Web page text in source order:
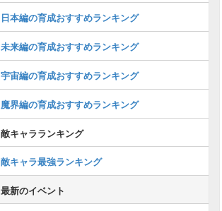
日本編の育成おすすめランキング
未来編の育成おすすめランキング
宇宙編の育成おすすめランキング
魔界編の育成おすすめランキング
敵キャラランキング
敵キャラ最強ランキング
最新のイベント